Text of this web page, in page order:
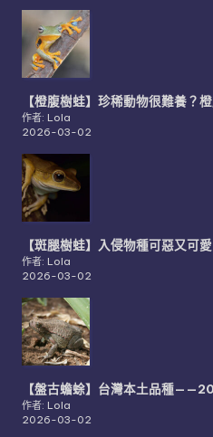
【橙腹樹蛙】珍稀動物很難養？
作者: Lola
2026-03-02
【斑腿樹蛙】入侵物種可惡又可
作者: Lola
2026-03-02
【盤古蟾蜍】台灣本土品種
作者: Lola
2026-03-02